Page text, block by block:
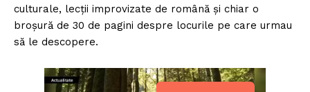
culturale, lecții improvizate de română și chiar o
broșură de 30 de pagini despre locurile pe care urmau
să le descopere.